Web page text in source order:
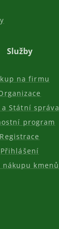
Služby
na firmu
a Státní správa
program
Registrace
Přihlášení
nákupu kmenů